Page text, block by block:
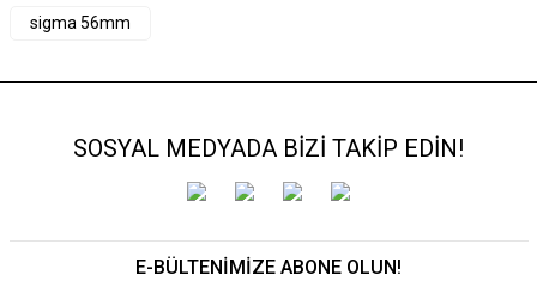
sigma 56mm
SOSYAL MEDYADA BİZİ TAKİP EDİN!
E-BÜLTENİMİZE ABONE OLUN!